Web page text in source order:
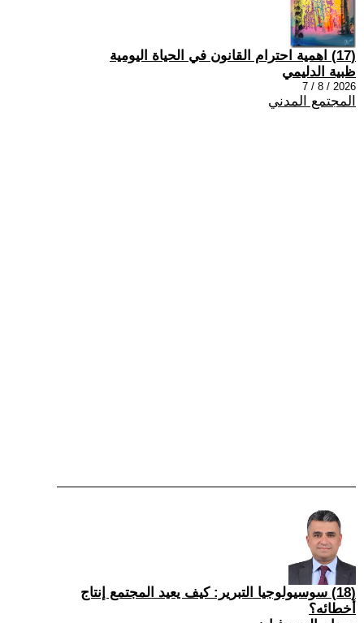
(17) اهمية احترام القانون في الحياة اليومية
ظبية الدليمي
2026 / 8 / 7
المجتمع المدني
(18) سوسيولوجيا التبرير: كيف يعيد المجتمع إنتاج
أخطائه؟